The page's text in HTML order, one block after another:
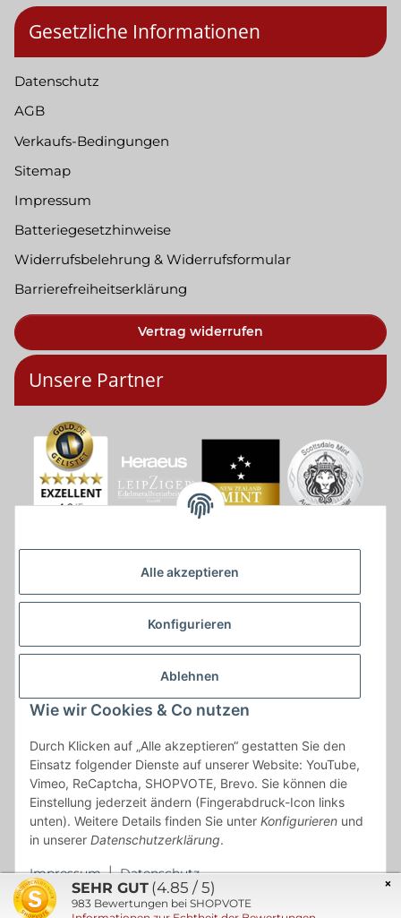
Alle akzeptieren
Konfigurieren
Ablehnen
Wie wir Cookies & Co nutzen
Durch Klicken auf „Alle akzeptieren“ gestatten Sie den
Einsatz folgender Dienste auf unserer Website: YouTube,
Vimeo, ReCaptcha, SHOPVOTE, Brevo. Sie können die
Einstellung jederzeit ändern (Fingerabdruck-Icon links
unten). Weitere Details finden Sie unter Konfigurieren und
in unserer Datenschutzerklärung.
Impressum | Datenschutz
Gesetzliche Informationen
Datenschutz
AGB
Verkaufs-Bedingungen
Sitemap
Impressum
Batteriegesetzhinweise
Widerrufsbelehrung & Widerrufsformular
Barrierefreiheitserklärung
Vertrag widerrufen
Unsere Partner
* * Lieferzeiten gelten ab Zahlungseingang und innerhalb
Deutschland.Irrtümer vorbehalten. Angaben zur
Auflagenhöhe, Durchmesser, etc. werden nicht garantiert. Der
Kaufvertrag bleibt davon unbetroffen. Alle angegebenen Preise
sind incl. der gesetzlichen UST und, zzgl.Versand| Das Angebot
"kostenlose Lieferung" bezieht sich aussließlich auf den
© 2021 Münzen Engel GmbH & Co. KG
×
SEHR GUT (4.85 / 5)
983 Bewertungen bei SHOPVOTE